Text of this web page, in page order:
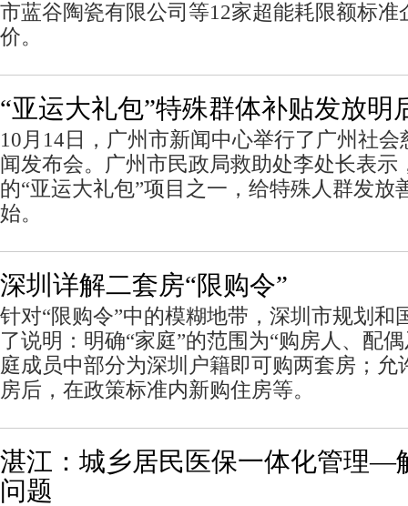
市蓝谷陶瓷有限公司等12家超能耗限额标准
价。
“亚运大礼包”特殊群体补贴发放明
10月14日，广州市新闻中心举行了广州社
闻发布会。广州市民政局救助处李处长表示
的“亚运大礼包”项目之一，给特殊人群发放
始。
深圳详解二套房“限购令”
针对“限购令”中的模糊地带，深圳市规划和
了说明：明确“家庭”的范围为“购房人、配
庭成员中部分为深圳户籍即可购两套房；允
房后，在政策标准内新购住房等。
湛江：城乡居民医保一体化管理—
问题